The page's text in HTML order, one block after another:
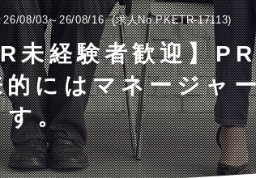
26/08/03～26/08/16 求人No.PKETR-17113
未経験者歓迎】
的にはマネージャ
す。